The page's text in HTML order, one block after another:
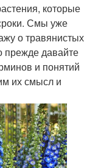
которые
Смы уже
о травянистых
прежде давайте
и понятий
их смысл и